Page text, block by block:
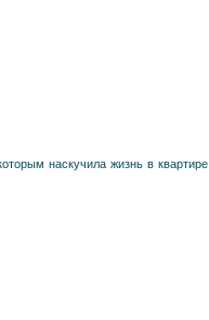
наскучила жизнь в квартире,